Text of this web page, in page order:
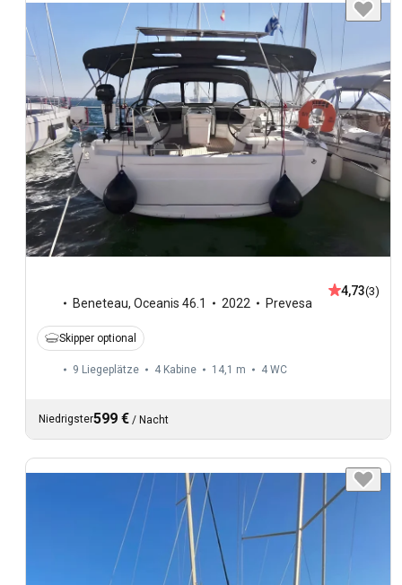
Beneteau, Oceanis 46.1 2022 Prevesa
4,73(3)
Skipper optional
9 Liegeplätze 4 Kabine 14,1 m 4 WC
Niedrigster599 € / Nacht